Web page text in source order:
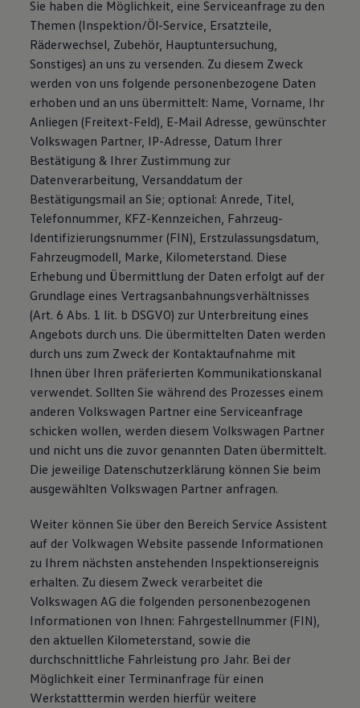
Sie haben die Möglichkeit, eine Serviceanfrage zu den
Themen (Inspektion/Öl-Service, Ersatzteile,
Räderwechsel, Zubehör, Hauptuntersuchung,
Sonstiges) an uns zu versenden. Zu diesem Zweck
werden von uns folgende personenbezogene Daten
erhoben und an uns übermittelt: Name, Vorname, Ihr
Anliegen (Freitext-Feld), E-Mail Adresse, gewünschter
Volkswagen Partner, IP-Adresse, Datum Ihrer
Bestätigung & Ihrer Zustimmung zur
Datenverarbeitung, Versanddatum der
Bestätigungsmail an Sie; optional: Anrede, Titel,
Telefonnummer, KFZ-Kennzeichen, Fahrzeug-
Identifizierungsnummer (FIN), Erstzulassungsdatum,
Fahrzeugmodell, Marke, Kilometerstand. Diese
Erhebung und Übermittlung der Daten erfolgt auf der
Grundlage eines Vertragsanbahnungsverhältnisses
(Art. 6 Abs. 1 lit. b DSGVO) zur Unterbreitung eines
Angebots durch uns. Die übermittelten Daten werden
durch uns zum Zweck der Kontaktaufnahme mit
Ihnen über Ihren präferierten Kommunikationskanal
verwendet. Sollten Sie während des Prozesses einem
anderen Volkswagen Partner eine Serviceanfrage
schicken wollen, werden diesem Volkswagen Partner
und nicht uns die zuvor genannten Daten übermittelt.
Die jeweilige Datenschutzerklärung können Sie beim
ausgewählten Volkswagen Partner anfragen.
Weiter können Sie über den Bereich Service Assistent
auf der Volkwagen Website passende Informationen
zu Ihrem nächsten anstehenden Inspektionsereignis
erhalten. Zu diesem Zweck verarbeitet die
Volkswagen AG die folgenden personenbezogenen
Informationen von Ihnen: Fahrgestellnummer (FIN),
den aktuellen Kilometerstand, sowie die
durchschnittliche Fahrleistung pro Jahr. Bei der
Möglichkeit einer Terminanfrage für einen
Werkstatttermin werden hierfür weitere